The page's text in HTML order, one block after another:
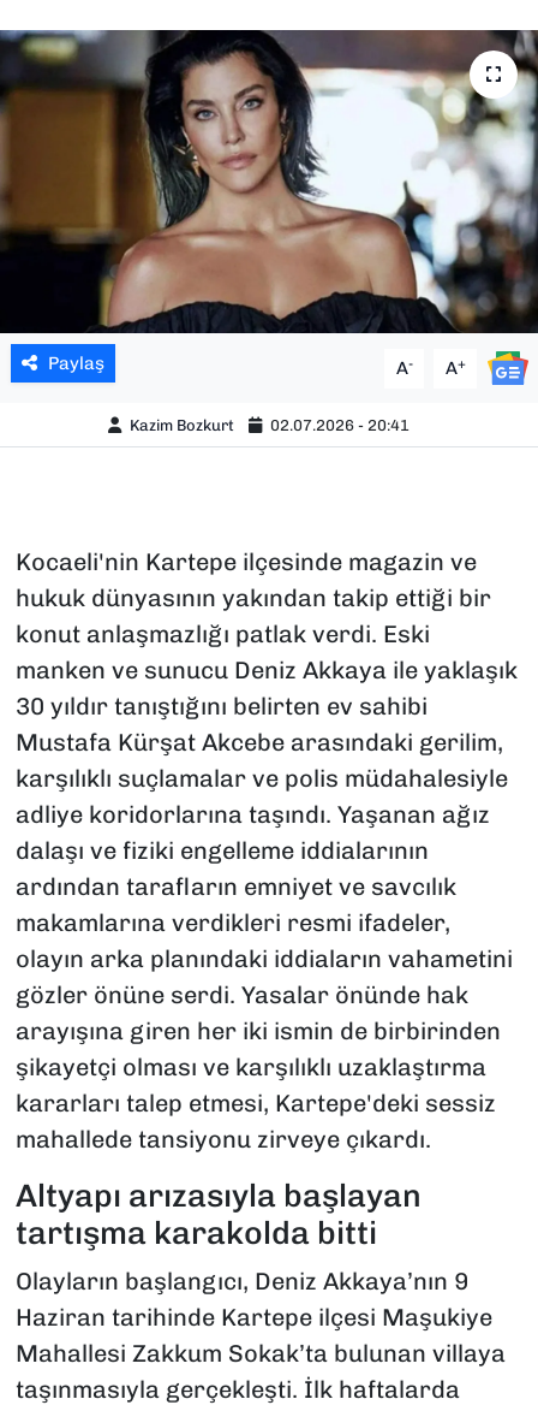
Paylaş A- A+
Kazim Bozkurt 02.07.2026 - 20:41
Kocaeli'nin Kartepe ilçesinde magazin ve
hukuk dünyasının yakından takip ettiği bir
konut anlaşmazlığı patlak verdi. Eski
manken ve sunucu Deniz Akkaya ile yaklaşık
30 yıldır tanıştığını belirten ev sahibi
Mustafa Kürşat Akcebe arasındaki gerilim,
karşılıklı suçlamalar ve polis müdahalesiyle
adliye koridorlarına taşındı. Yaşanan ağız
dalaşı ve fiziki engelleme iddialarının
ardından tarafların emniyet ve savcılık
makamlarına verdikleri resmi ifadeler,
olayın arka planındaki iddiaların vahametini
gözler önüne serdi. Yasalar önünde hak
arayışına giren her iki ismin de birbirinden
şikayetçi olması ve karşılıklı uzaklaştırma
kararları talep etmesi, Kartepe'deki sessiz
mahallede tansiyonu zirveye çıkardı.
Altyapı arızasıyla başlayan
tartışma karakolda bitti
Olayların başlangıcı, Deniz Akkaya’nın 9
Haziran tarihinde Kartepe ilçesi Maşukiye
Mahallesi Zakkum Sokak’ta bulunan villaya
taşınmasıyla gerçekleşti. İlk haftalarda
YEREL YÖNETİMLER